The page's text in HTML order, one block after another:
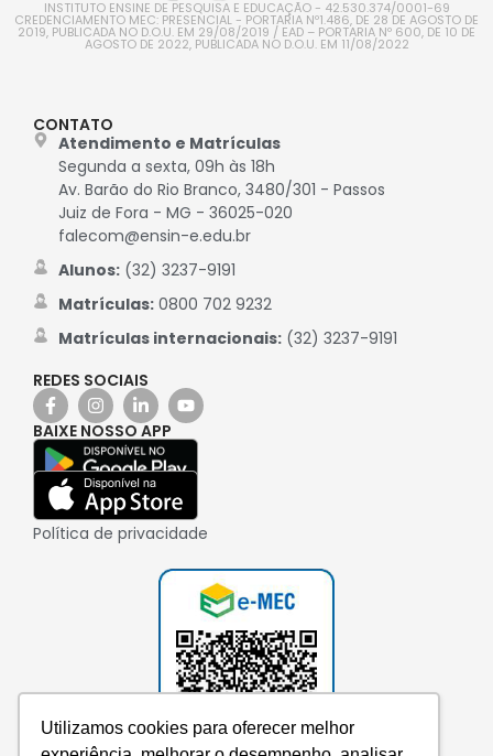
Utilizamos cookies para oferecer melhor
INSTITUTO ENSINE DE PESQUISA E EDUCAÇÃO - 42.530.374/0001-69
CREDENCIAMENTO MEC: PRESENCIAL - PORTARIA Nº1.486, DE 28 DE AGOSTO DE
2019, PUBLICADA NO D.O.U. EM 29/08/2019 / EAD – PORTARIA Nº 600, DE 10 DE
AGOSTO DE 2022, PUBLICADA NO D.O.U. EM 11/08/2022
CONTATO
Atendimento e Matrículas
Segunda a sexta, 09h às 18h
Av. Barão do Rio Branco, 3480/301 - Passos
Juiz de Fora - MG - 36025-020
falecom@ensin-e.edu.br
Alunos:(32) 3237-9191
Matrículas:0800 702 9232
Matrículas internacionais:(32) 3237-9191
REDES SOCIAIS
BAIXE NOSSO APP
Política de privacidade